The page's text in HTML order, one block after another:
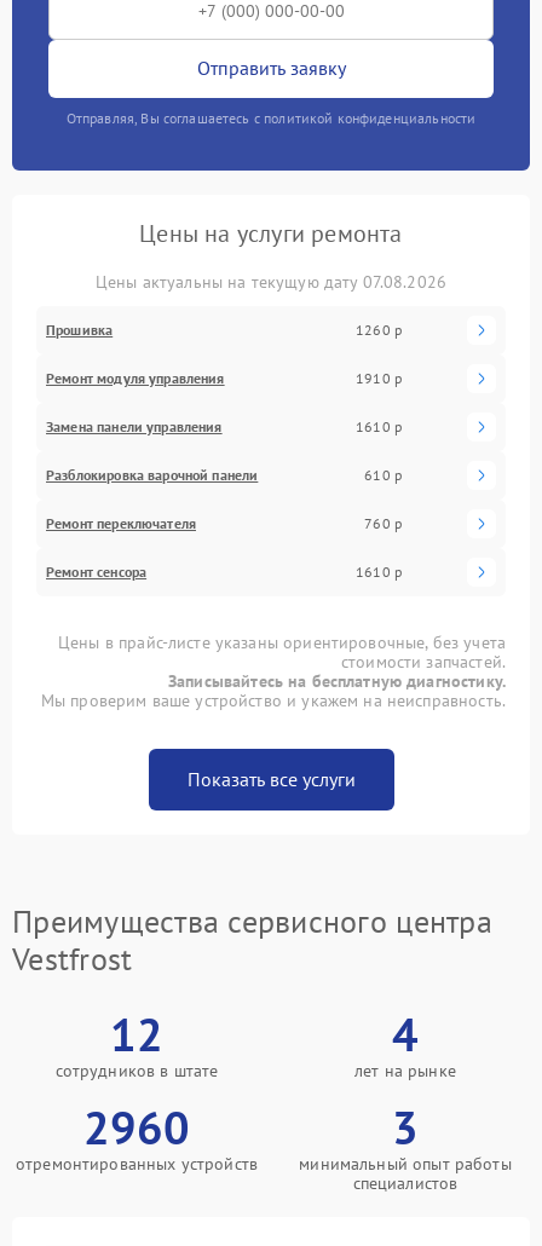
Отправить заявку
Отправляя, Вы соглашаетесь с политикой конфиденциальности
Цены на услуги ремонта
Цены актуальны на текущую дату 07.08.2026
Прошивка 1260 р
Ремонт модуля управления 1910 р
Замена панели управления 1610 р
Разблокировка варочной панели 610 р
Ремонт переключателя 760 р
Ремонт сенсора 1610 р
Цены в прайс-листе указаны ориентировочные, без учета
стоимости запчастей.
Записывайтесь на бесплатную диагностику.
Мы проверим ваше устройство и укажем на неисправность.
Показать все услуги
Преимущества сервисного центра
Vestfrost
12
сотрудников в штате
4
лет на рынке
2960
отремонтированных устройств
3
минимальный опыт работы
специалистов